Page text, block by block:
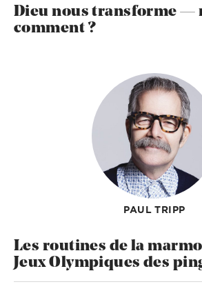
Dieu nous transforme —
comment ?
PAUL TRIPP
Les routines de la
Jeux Olympiques des